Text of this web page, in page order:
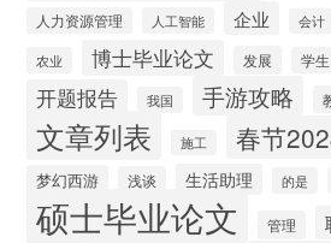
人力资源管理
人工智能 企业 会计
农业 博士毕业论文 发展 学生
开题报告 我国 手游攻略
文章列表 施工 春节
梦幻西游 浅谈 生活助理 的是
硕士毕业论文 管理